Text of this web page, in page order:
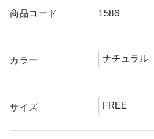
商品コード 1586
カラー
サイズ